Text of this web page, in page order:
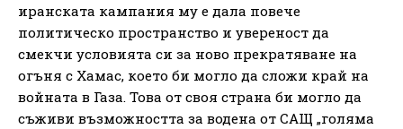
иранската кампания му е дала повече
политическо пространство и увереност да
смекчи условията си за ново прекратяване на
огъня с Хамас, което би могло да сложи край на
войната в Газа. Това от своя страна би могло да
съживи възможността за водена от САЩ „голяма